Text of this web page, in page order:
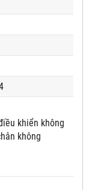
khiển không
không